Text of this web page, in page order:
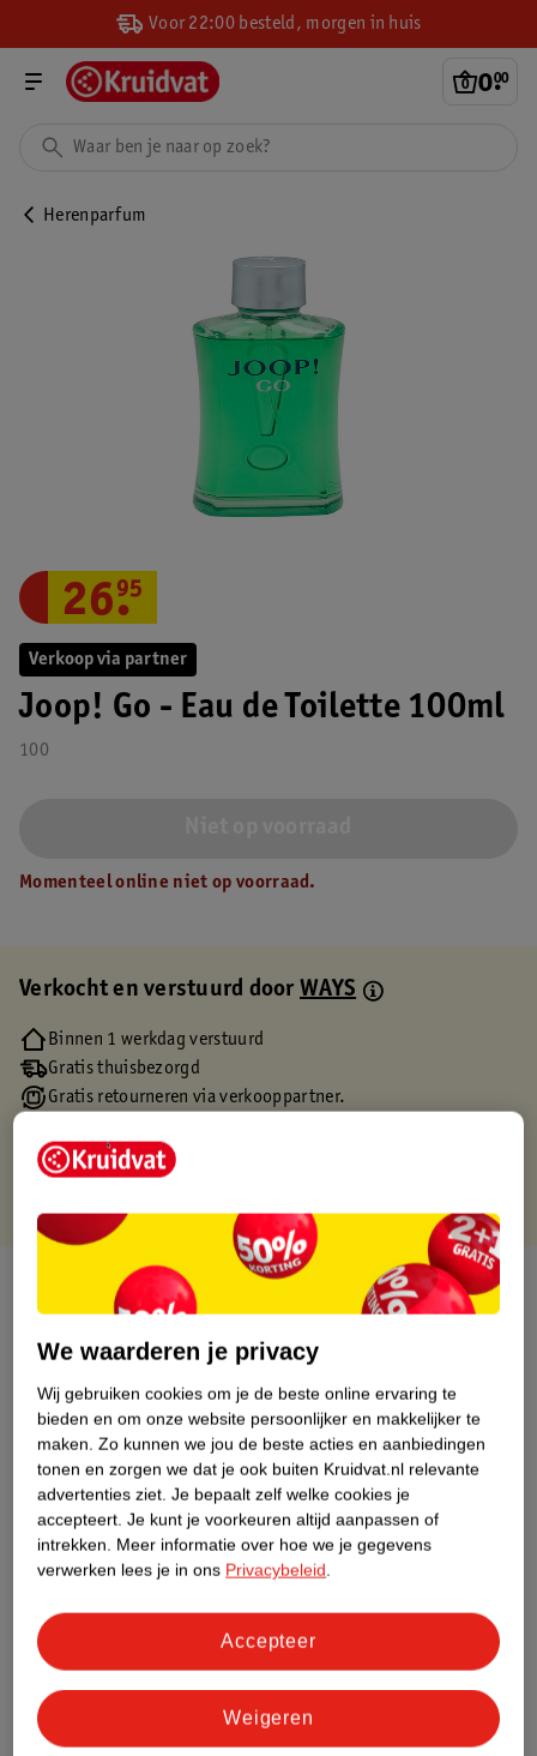
Voor 22:00 besteld, morgen in huis
0.
00
Herenparfum
Verkoop via partner
Joop! Go - Eau de Toilette 100ml
100
26.
95
Momenteel online niet op voorraad.
Verkocht en verstuurd doorWAYS
Binnen 1 werkdag verstuurd
Gratis thuisbezorgd
Gratis retourneren via verkooppartner.
Over dit product
Productinformatie
Nature Impact Score
Dit product heeft (nog) geen Nature
Impact Score.
Meer informatie
Bekijk ook
Meer
We waarderen je privacy
Wij gebruiken cookies om je de beste online ervaring te
bieden en om onze website persoonlijker en makkelijker te
maken. Zo kunnen we jou de beste acties en aanbiedingen
tonen en zorgen we dat je ook buiten Kruidvat.nl relevante
advertenties ziet. Je bepaalt zelf welke cookies je
accepteert. Je kunt je voorkeuren altijd aanpassen of
intrekken. Meer informatie over hoe we je gegevens
verwerken lees je in ons Privacybeleid.
Weigeren
Accepteer